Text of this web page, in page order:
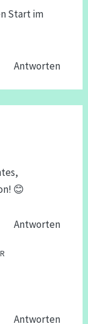
Start im
Antworten
😊
Antworten
Antworten